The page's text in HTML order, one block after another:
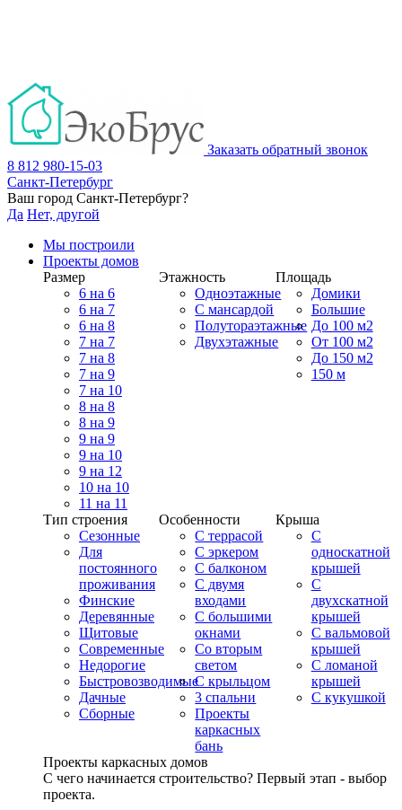
Заказать обратный звонок
8 812 980-15-03
Санкт-Петербург
Ваш город Санкт-Петербург?
Да Нет, другой
Мы построили
Проекты домов
Размер
6 на 6
6 на 7
6 на 8
7 на 7
7 на 8
7 на 9
7 на 10
8 на 8
8 на 9
9 на 9
9 на 10
9 на 12
10 на 10
11 на 11
Этажность
Одноэтажные
С мансардой
Полутораэтажные
Двухэтажные
Площадь
Домики
Большие
До 100 м2
От 100 м2
До 150 м2
150 м
Тип строения
Сезонные
Для
постоянного
проживания
Финские
Деревянные
Щитовые
Современные
Недорогие
Быстровозводимые
Дачные
Сборные
Особенности
С террасой
С эркером
С балконом
С двумя
входами
С большими
окнами
Со вторым
светом
С крыльцом
3 спальни
Проекты
каркасных
бань
Крыша
С
односкатной
крышей
С
двухскатной
крышей
С вальмовой
крышей
С ломаной
крышей
С кукушкой
Проекты каркасных домов
С чего начинается строительство? Первый этап - выбор
проекта.